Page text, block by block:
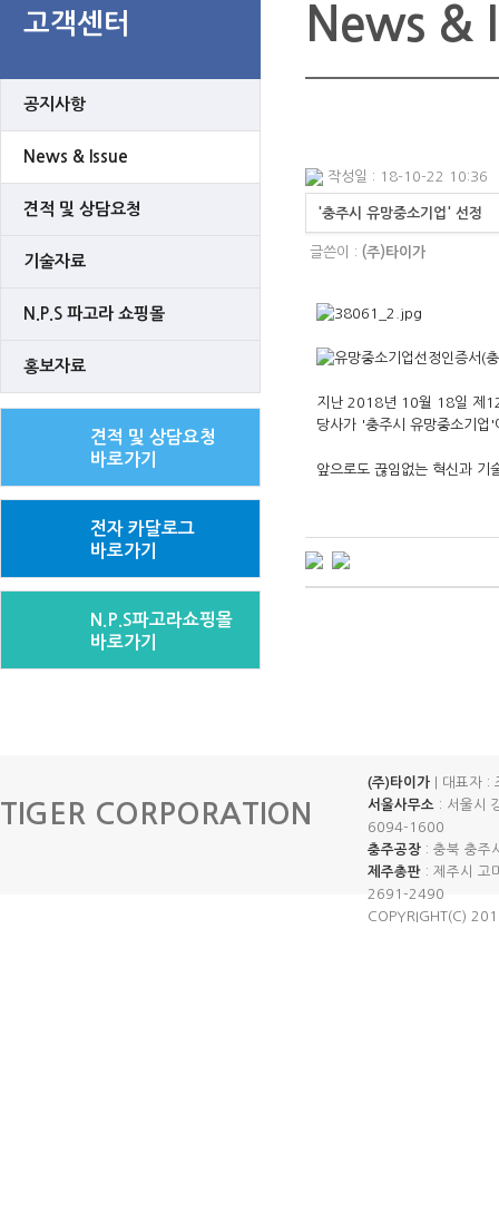
고객센터
공지사항
News & Issue
견적 및 상담요청
기술자료
N.P.S 파고라 쇼핑몰
홍보자료
견적 및 상담요청
바로가기
전자 카달로그
바로가기
N.P.S파고라쇼핑몰
바로가기
News &
작성일 : 18-10-22 10:36
'충주시 유망중소기업' 선정
글쓴이 : (주)타이가
지난 2018년 10월 18일 제
당사가 '충주시 유망중소기업
앞으로도 끊임없는 혁신과 기
TIGER CORPORATION
(주)타이가 | 대표자 :
서울사무소 : 서울시
6094-1600
충주공장 : 충북 충
제주총판 : 제주시
2691-2490
COPYRIGHT(C)